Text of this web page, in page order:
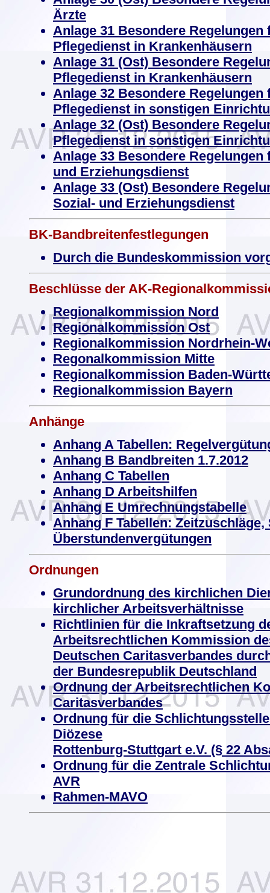
Ärzte
Anlage 31 Besondere
Pflegedienst in Krankenhäusern
Anlage 31 (Ost) Besondere
Pflegedienst in Krankenhäusern
Anlage 32 Besondere
Pflegedienst in sonstigen
Anlage 32 (Ost) Besondere
Pflegedienst in sonstigen
Anlage 33 Besondere
und Erziehungsdienst
Anlage 33 (Ost) Besondere
Sozial- und Erziehungsdienst
BK-Bandbreitenfestlegungen
Durch die Bundeskommission
Beschlüsse der AK-
Regionalkommission Nord
Regionalkommission Ost
Regionalkommission Nordrhein-
Regonalkommission Mitte
Regionalkommission Baden-
Regionalkommission Bayern
Anhänge
Anhang A Tabellen:
Anhang B Bandbreiten 1.7.2012
Anhang C Tabellen
Anhang D Arbeitshilfen
Anhang E Umrechnungstabelle
Anhang F Tabellen: Zeitzuschläge,
Überstundenvergütungen
Ordnungen
Grundordnung des kirchlichen
kirchlicher Arbeitsverhältnisse
Richtlinien für die Inkraftsetzung
Arbeitsrechtlichen Kommission
Deutschen Caritasverbandes
der Bundesrepublik Deutschland
Ordnung der Arbeitsrechtlichen
Caritasverbandes
Ordnung für die
Diözese
Rottenburg-Stuttgart e.V. (§ 22
Ordnung für die Zentrale
AVR
Rahmen-MAVO